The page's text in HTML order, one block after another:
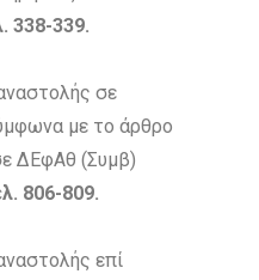
338-339.
σε
με το άρθρο
ΔΕφΑθ (Συμβ)
806-809.
επί